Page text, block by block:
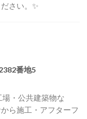
さい。✨
番地5
場・公共建築物な
ら施工・アフターフ